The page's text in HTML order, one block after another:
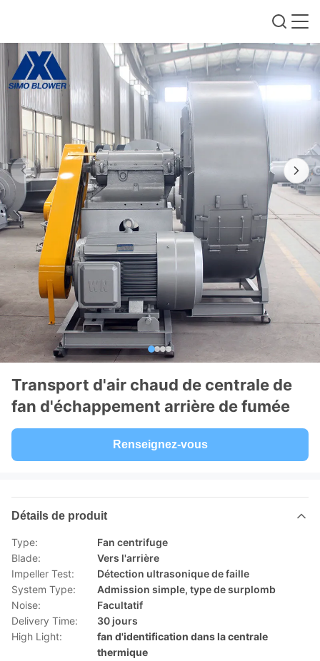
Transport d'air chaud de centrale de
fan d'échappement arrière de fumée
Renseignez-vous
Détails de produit
Type:
Fan centrifuge
Blade:
Vers l'arrière
Impeller Test:
Détection ultrasonique de faille
System Type:
Admission simple, type de surplomb
Noise:
Facultatif
Delivery Time:
30 jours
High Light:
fan d'identification dans la centrale
thermique